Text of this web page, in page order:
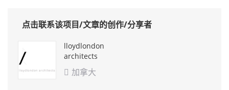
点击联系该项目/文章的创作/分享者
lloydlondon
architects
 加拿大